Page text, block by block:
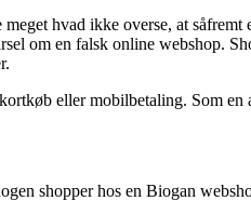
hvad ikke overse, at
om en falsk online webshop.
eller mobilbetaling. Som en
shopper hos en Biogan